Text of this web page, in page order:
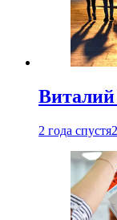
Виталий
2 года спустя